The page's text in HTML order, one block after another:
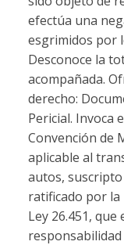
efectúa una
esgrimidos por
Desconoce la
acompañada.
derecho:
Pericial. Invoca
Convención de
aplicable al
autos,
ratificado por la
Ley 26.451,
responsabilidad